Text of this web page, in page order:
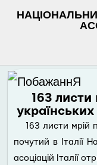
163
українських
163 листи мрій
почутий в Італії
асоціацій Італії